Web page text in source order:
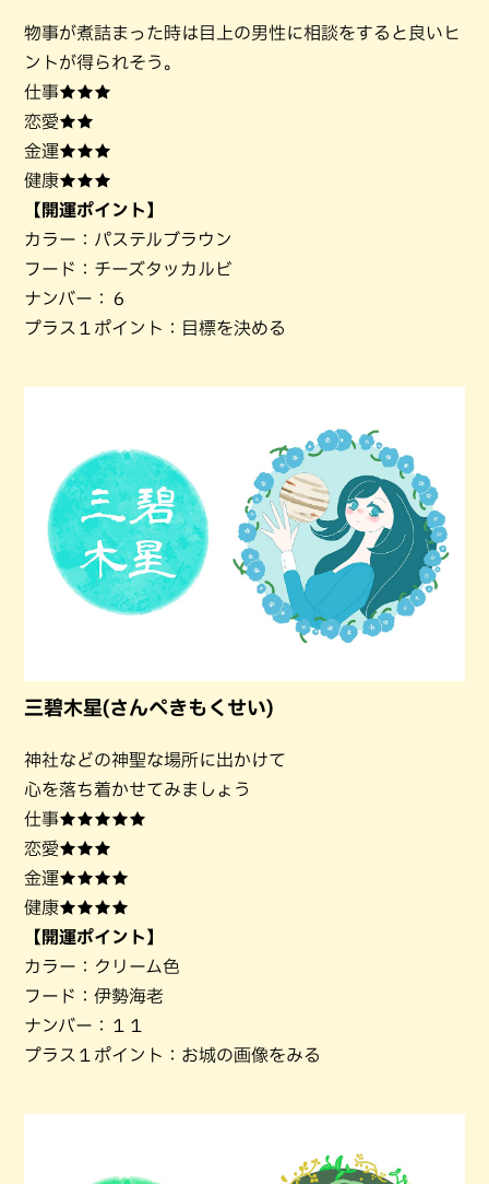
物事が煮詰まった時は目上の男性に相談をすると良いヒ
ントが得られそう。
仕事★★★
恋愛★★
金運★★★
健康★★★
【開運ポイント】
カラー：パステルブラウン
フード：チーズタッカルビ
ナンバー：６
プラス１ポイント：目標を決める
三碧木星(さんぺきもくせい)
神社などの神聖な場所に出かけて
心を落ち着かせてみましょう
仕事★★★★★
恋愛★★★
金運★★★★
健康★★★★
【開運ポイント】
カラー：クリーム色
フード：伊勢海老
ナンバー：１１
プラス１ポイント：お城の画像をみる